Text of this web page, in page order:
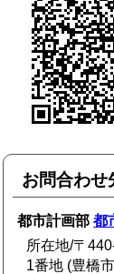
お問合わせ
都市計画部都
所在地/〒
1番地 (豊橋